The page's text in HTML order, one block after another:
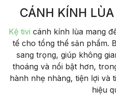
CÁNH KÍNH
Kệ tivi cánh kính lùa mang
tế cho tổng thể sản phẩm.
sang trọng, giúp không
thoáng và nổi bật hơn,
hành nhẹ nhàng, tiện lợi và
hiệu